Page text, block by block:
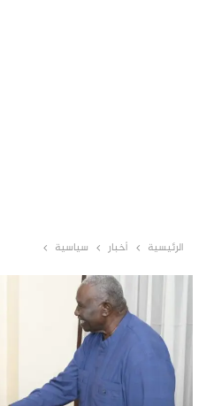
الرئيسية أخبار سياسية